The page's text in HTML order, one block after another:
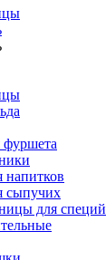
фуршета
напитков
сыпучих
для специй